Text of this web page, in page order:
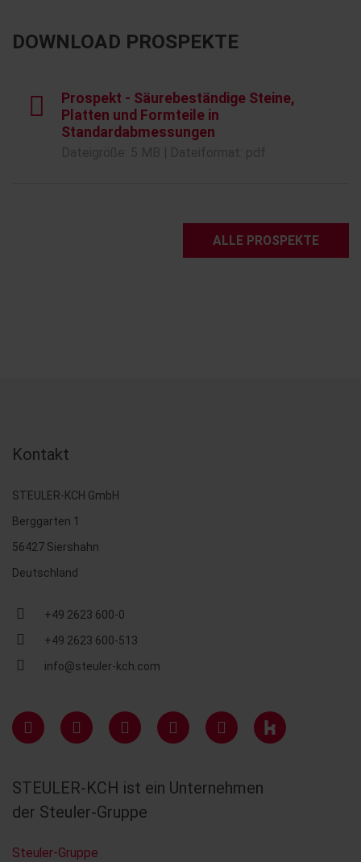
DOWNLOAD PROSPEKTE
Prospekt - Säurebeständige Steine,
Platten und Formteile in
Standardabmessungen
ALLE PROSPEKTE
Kontakt
STEULER-KCH GmbH
Berggarten 1
56427 Siershahn
Deutschland
+49 2623 600-0
+49 2623 600-513
info@steuler-kch.com
STEULER-KCH ist ein Unternehmen
der Steuler-Gruppe
Steuler-Gruppe